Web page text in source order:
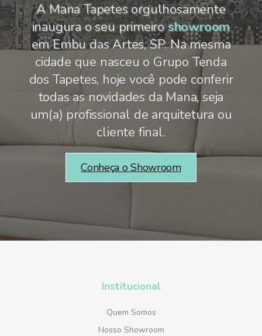
A Mana Tapetes orgulhosamente
inaugura o seu primeiroshowroom
em Embu das Artes, SP. Na mesma
cidade que nasceu o Grupo Tenda
dos Tapetes, hoje você pode conferir
todas as novidades da Mana, seja
um(a) profissional de arquitetura ou
cliente final.
Conheça o Showroom
Institucional
Quem Somos
Nosso Showroom